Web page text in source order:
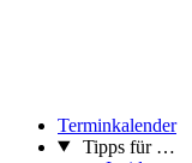
Terminkalender
Tipps für …